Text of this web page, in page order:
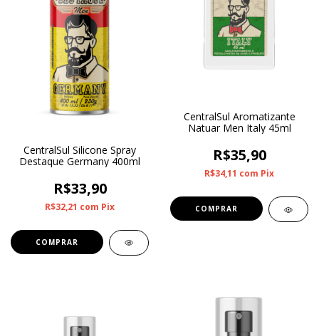
CentralSul Silicone Spray
Destaque Germany 400ml
R$33,90
R$32,21 com Pix
CentralSul Aromatizante
Natuar Men Italy 45ml
R$35,90
R$34,11 com Pix